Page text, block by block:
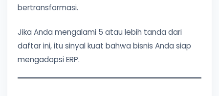
bertransformasi.
Jika Anda mengalami 5 atau lebih tanda dari
daftar ini, itu sinyal kuat bahwa bisnis Anda siap
mengadopsi ERP.